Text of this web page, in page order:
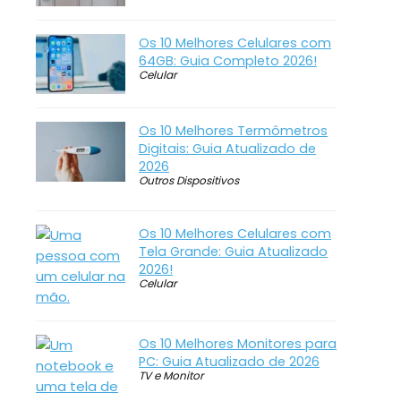
Os 10 Melhores Celulares com
64GB: Guia Completo 2026!
Celular
Os 10 Melhores Termômetros
Digitais: Guia Atualizado de
2026
Outros Dispositivos
Os 10 Melhores Celulares com
Tela Grande: Guia Atualizado
2026!
Celular
Os 10 Melhores Monitores para
PC: Guia Atualizado de 2026
TV e Monitor